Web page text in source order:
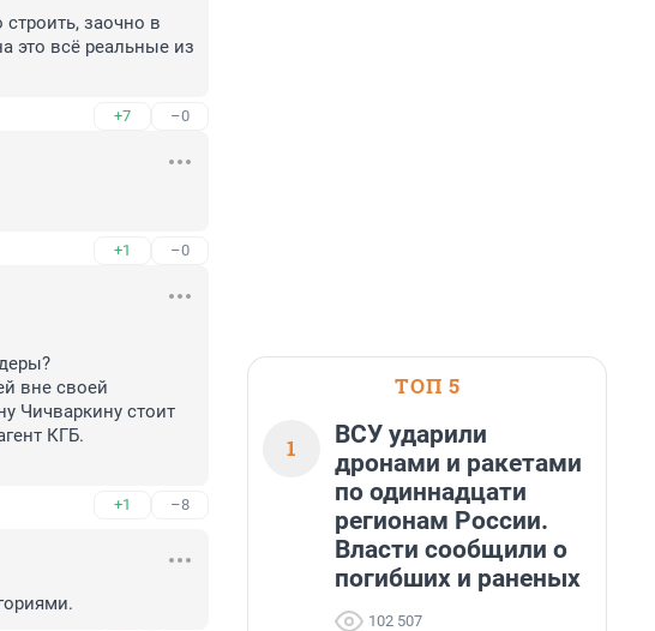
заочно в
это всё реальные из
+7 –0
+1 –0
вне своей
Чичваркину стоит
КГБ.
+1 –8
ТОП 5
1
ВСУ ударили
дронами и ракетами
по одиннадцати
регионам России.
Власти сообщили о
погибших и раненых
102 507